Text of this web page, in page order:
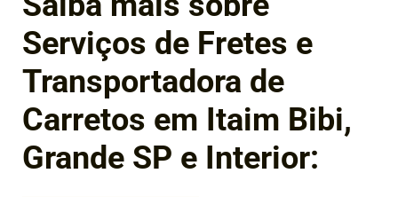
Serviços de Fretes e
Transportadora de
Carretos em Itaim Bibi,
Grande SP e Interior: